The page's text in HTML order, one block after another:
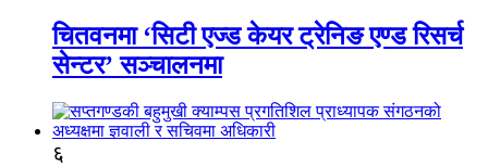
चितवनमा ‘सिटी एज्ड केयर ट्रेनिङ एण्ड रिसर्च
सेन्टर’ सञ्चालनमा
६